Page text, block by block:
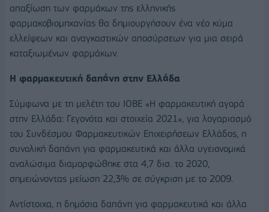
απαξίωση των φαρμάκων της ελληνικής
φαρμακοβιομηχανίας θα δημιουργήσουν ένα νέο κύμα
ελλείψεων και αναγκαστικών αποσύρσεων για μια σειρά
καταξιωμένων φαρμάκων.
Η φαρμακευτική δαπάνη στην Ελλάδα
Σύμφωνα με τη μελέτη του ΙΟΒΕ «Η φαρμακευτική αγορά
στην Ελλάδα: Γεγονότα και στοιχεία 2021», για λογαριασμό
του Συνδέσμου Φαρμακευτικών Επιχειρήσεων Ελλάδος, η
συνολική δαπάνη για φαρμακευτικά και άλλα υγειονομικά
αναλώσιμα διαμορφώθηκε στα 4,7 δισ. το 2020,
σημειώνοντας μείωση 22,3% σε σύγκριση με το 2009.
Αντίστοιχα, η δημόσια δαπάνη για φαρμακευτικά και άλλα